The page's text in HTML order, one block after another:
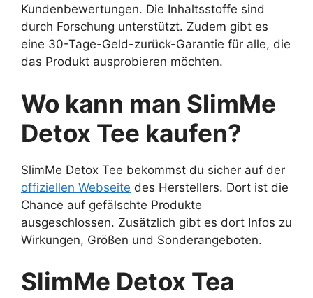
Kundenbewertungen. Die Inhaltsstoffe sind
durch Forschung unterstützt. Zudem gibt es
eine 30-Tage-Geld-zurück-Garantie für alle, die
das Produkt ausprobieren möchten.
Wo kann man SlimMe
Detox Tee kaufen?
SlimMe Detox Tee bekommst du sicher auf der
offiziellen Webseite des Herstellers. Dort ist die
Chance auf gefälschte Produkte
ausgeschlossen. Zusätzlich gibt es dort Infos zu
Wirkungen, Größen und Sonderangeboten.
SlimMe Detox Tea